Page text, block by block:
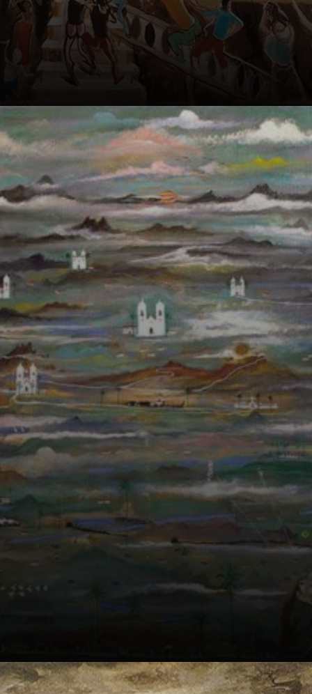
Un grand
portraitiste avec
plus de 700
portraits et plus
de 2 000 œuvres
au total, pas
encore
cataloguées.